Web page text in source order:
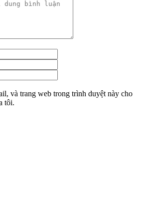
và trang web trong trình duyệt này cho
tôi.